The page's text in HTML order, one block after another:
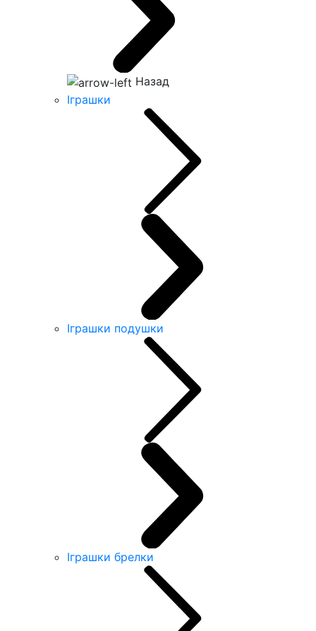
Назад
Іграшки
Іграшки подушки
Іграшки брелки